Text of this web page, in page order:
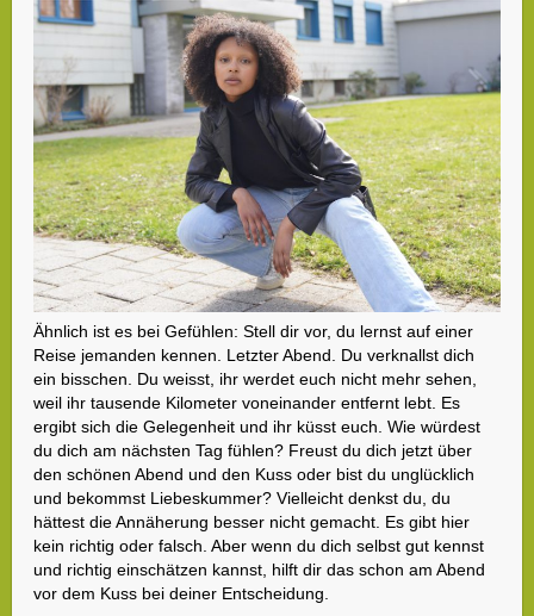
Ähnlich ist es bei Gefühlen: Stell dir vor, du lernst auf einer
Reise jemanden kennen. Letzter Abend. Du verknallst dich
ein bisschen. Du weisst, ihr werdet euch nicht mehr sehen,
weil ihr tausende Kilometer voneinander entfernt lebt. Es
ergibt sich die Gelegenheit und ihr küsst euch. Wie würdest
du dich am nächsten Tag fühlen? Freust du dich jetzt über
den schönen Abend und den Kuss oder bist du unglücklich
und bekommst Liebeskummer? Vielleicht denkst du, du
hättest die Annäherung besser nicht gemacht. Es gibt hier
kein richtig oder falsch. Aber wenn du dich selbst gut kennst
und richtig einschätzen kannst, hilft dir das schon am Abend
vor dem Kuss bei deiner Entscheidung.